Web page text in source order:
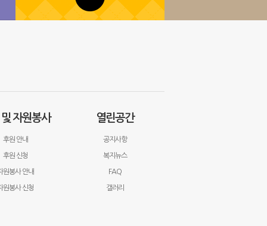
자원봉사
후원 안내
후원 신청
원봉사 안내
원봉사 신청
열린공간
공지사항
복지뉴스
FAQ
갤러리